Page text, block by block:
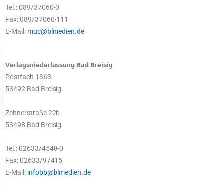
Tel.: 089/37060-0
Fax: 089/37060-111
E-Mail: muc@blmedien.de
Verlagsniederlassung Bad Breisig
Postfach 1363
53492 Bad Breisig
Zehnerstraße 22b
53498 Bad Breisig
Tel.: 02633/4540-0
Fax: 02633/97415
E-Mail: infobb@blmedien.de